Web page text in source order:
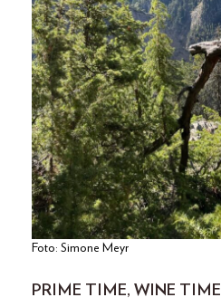
Foto: Simone Meyr
PRIME TIME, WINE TIME